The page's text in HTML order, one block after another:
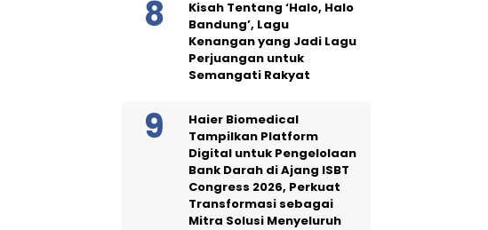
Kisah Tentang ‘Halo, Halo
Bandung’, Lagu
Kenangan yang Jadi Lagu
Perjuangan untuk
Semangati Rakyat
Haier Biomedical
Tampilkan Platform
Digital untuk Pengelolaan
Bank Darah di Ajang ISBT
Congress 2026, Perkuat
Transformasi sebagai
Mitra Solusi Menyeluruh